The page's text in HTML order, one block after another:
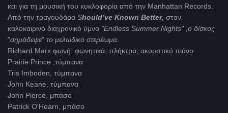
και για τη μουσική του κυκλοφορία από την Manhattan Records.
Από την τραγουδάρα Should’ve Known Better, στον
καλοκαιρινό διαχρονικό ύμνο "Endless Summer Nights" ,ο δίσκος
"σημάδεψε" το μελωδικό στερέωμα.
Richard Marx φωνή, φωνητικά, πλήκτρα, ακουστικό πιάνο
Prairie Prince ,τύμπανα
Tris Imboden, τύμπανα
John Keane, τύμπανα
John Pierce, μπάσο
Patrick O'Hearn, μπάσο